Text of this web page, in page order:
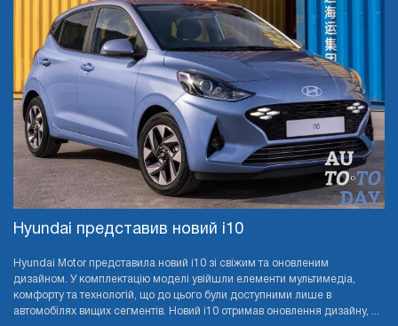
Hyundai представив новий i10
Hyundai Motor представила новий i10 зі свіжим та оновленим
дизайном. У комплектацію моделі увійшли елементи мультимедіа,
комфорту та технологій, що до цього були доступними лише в
автомобілях вищих сегментів. Новий i10 отримав оновлення дизайну, ...